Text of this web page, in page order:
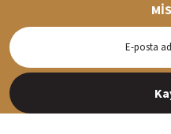
Siparişleriniz en kısa sürede